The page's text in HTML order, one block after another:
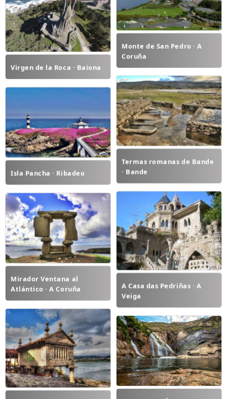
Monte de San Pedro · A
Coruña
Virgen de la Roca · Baiona
Termas romanas de Bande
· Bande
Isla Pancha · Ribadeo
A Casa das Pedriñas · A
Veiga
Mirador Ventana al
Atlántico · A Coruña